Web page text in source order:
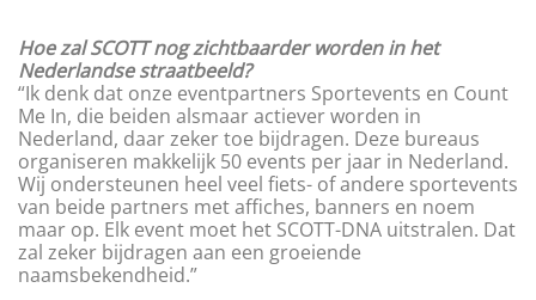
Hoe zal SCOTT nog zichtbaarder worden in het
Nederlandse straatbeeld?
“Ik denk dat onze eventpartners Sportevents en Count
Me In, die beiden alsmaar actiever worden in
Nederland, daar zeker toe bijdragen. Deze bureaus
organiseren makkelijk 50 events per jaar in Nederland.
Wij ondersteunen heel veel fiets- of andere sportevents
van beide partners met affiches, banners en noem
maar op. Elk event moet het SCOTT-DNA uitstralen. Dat
zal zeker bijdragen aan een groeiende
naamsbekendheid.”